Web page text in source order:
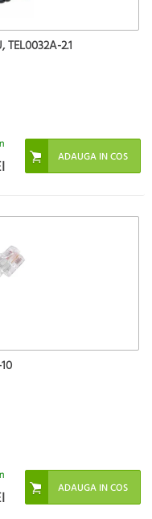
TEL0032A-2.1